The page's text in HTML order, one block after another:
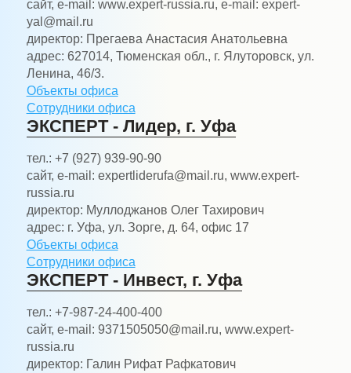
сайт, e-mail: www.expert-russia.ru, e-mail: expert-
yal@mail.ru
директор: Прегаева Анастасия Анатольевна
адрес: 627014, Тюменская обл., г. Ялуторовск, ул.
Ленина, 46/3.
Объекты офиса
Сотрудники офиса
ЭКСПЕРТ - Лидер, г. Уфа
тел.: +7 (927) 939-90-90
сайт, e-mail: expertliderufa@mail.ru, www.expert-
russia.ru
директор: Муллоджанов Олег Тахирович
адрес: г. Уфа, ул. Зорге, д. 64, офис 17
Объекты офиса
Сотрудники офиса
ЭКСПЕРТ - Инвест, г. Уфа
тел.: +7-987-24-400-400
сайт, e-mail: 9371505050@mail.ru, www.expert-
russia.ru
директор: Галин Рифат Рафкатович